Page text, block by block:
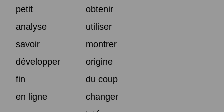
petit
obtenir
analyse
utiliser
savoir
montrer
développer
origine
fin
du coup
en ligne
changer